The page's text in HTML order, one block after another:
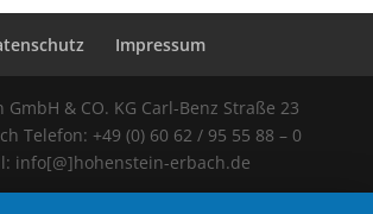
Impressum
& CO. KG Carl-Benz Straße 23
Telefon: +49 (0) 60 62 / 95 55 88 – 0
info[@]hohenstein-erbach.de